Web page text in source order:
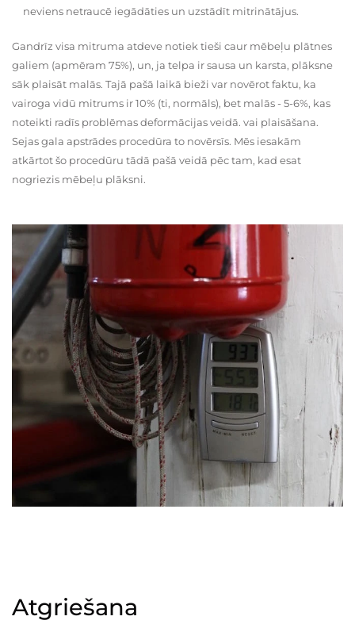
neviens netraucē iegādāties un uzstādīt mitrinātājus.
Gandrīz visa mitruma atdeve notiek tieši caur mēbeļu plātnes
galiem (apmēram 75%), un, ja telpa ir sausa un karsta, plāksne
sāk plaisāt malās. Tajā pašā laikā bieži var novērot faktu, ka
vairoga vidū mitrums ir 10% (ti, normāls), bet malās - 5-6%, kas
noteikti radīs problēmas deformācijas veidā. vai plaisāšana.
Sejas gala apstrādes procedūra to novērsīs. Mēs iesakām
atkārtot šo procedūru tādā pašā veidā pēc tam, kad esat
nogriezis mēbeļu plāksni.
Atgriešana